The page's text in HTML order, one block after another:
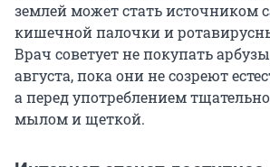
землей может стать источником
кишечной палочки и
Врач советует не покупать
августа, пока они не созреют
а перед употреблением
мылом и щеткой.